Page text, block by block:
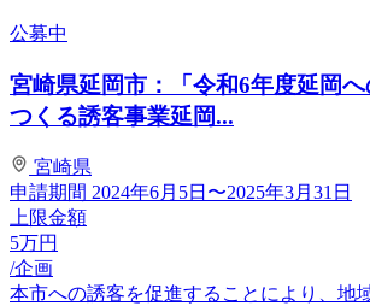
公募中
宮崎県延岡市：「令和6年度延岡
つくる誘客事業延岡...
宮崎県
申請期間 2024年6月5日〜2025年3月31日
上限金額
5万円
/企画
本市への誘客を促進することにより、地